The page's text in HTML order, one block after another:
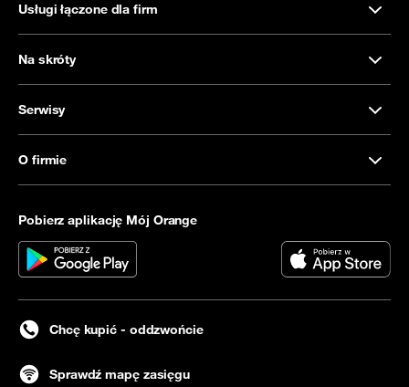
Usługi łączone dla firm
Na skróty
Serwisy
O firmie
Pobierz aplikację Mój Orange
Chcę kupić - oddzwońcie
Sprawdź mapę zasięgu